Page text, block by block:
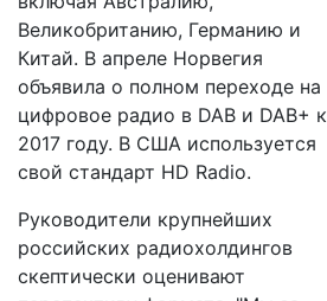
Великобританию, Германию и
Китай. В апреле Норвегия
объявила о полном переходе на
цифровое радио в DAB и DAB+ к
2017 году. В США используется
свой стандарт HD Radio.
Руководители крупнейших
российских радиохолдингов
скептически оценивают